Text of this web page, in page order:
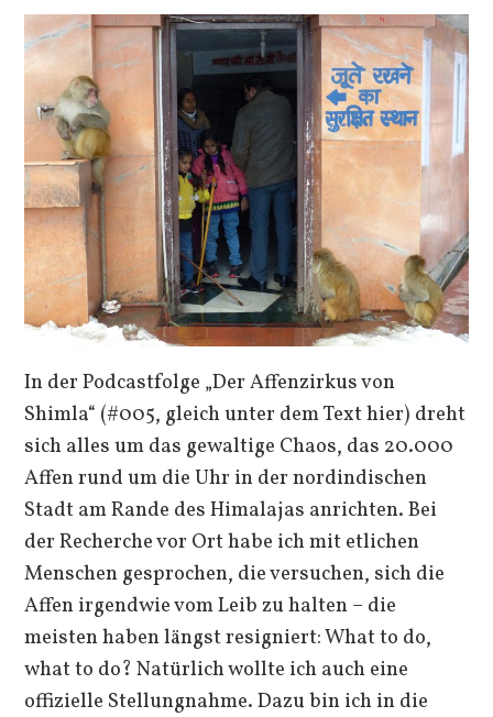
In der Podcastfolge „Der Affenzirkus von
Shimla“ (#005, gleich unter dem Text hier) dreht
sich alles um das gewaltige Chaos, das 20.000
Affen rund um die Uhr in der nordindischen
Stadt am Rande des Himalajas anrichten. Bei
der Recherche vor Ort habe ich mit etlichen
Menschen gesprochen, die versuchen, sich die
Affen irgendwie vom Leib zu halten – die
meisten haben längst resigniert: What to do,
what to do? Natürlich wollte ich auch eine
offizielle Stellungnahme. Dazu bin ich in die